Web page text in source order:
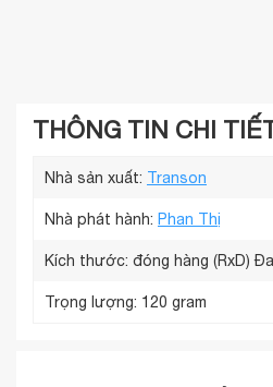
THÔNG TIN CHI
Nhà sản xuất: Transon
Nhà phát hành: Phan Thị
Kích thước: đóng hàng (RxD)
Trọng lượng: 120 gram